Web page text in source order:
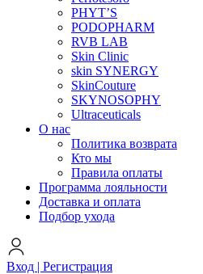
PHYT’S
PODOPHARM
RVB LAB
Skin Clinic
skin SYNERGY
SkinCouture
SKYNOSOPHY
Ultraceuticals
О нас
Политика возврата
Кто мы
Правила оплаты
Программа лояльности
Доставка и оплата
Подбор ухода
Вход | Регистрация